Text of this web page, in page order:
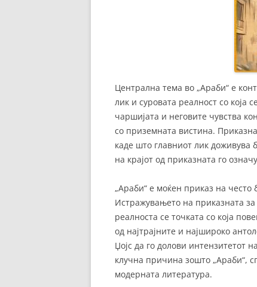
Централна тема во „Араби“ е
лик и суровата реалност со која
чаршијата и неговите чувства
со приземната вистина.
каде што главниот лик доживува
на крајот од приказната го
„Араби“ е моќен приказ на често
Истражувањето на приказната
реалноста се точката со која
од најтрајните и најшироко
Џојс да го долови интензитетот
клучна причина зошто „Араби“,
модерната литература.